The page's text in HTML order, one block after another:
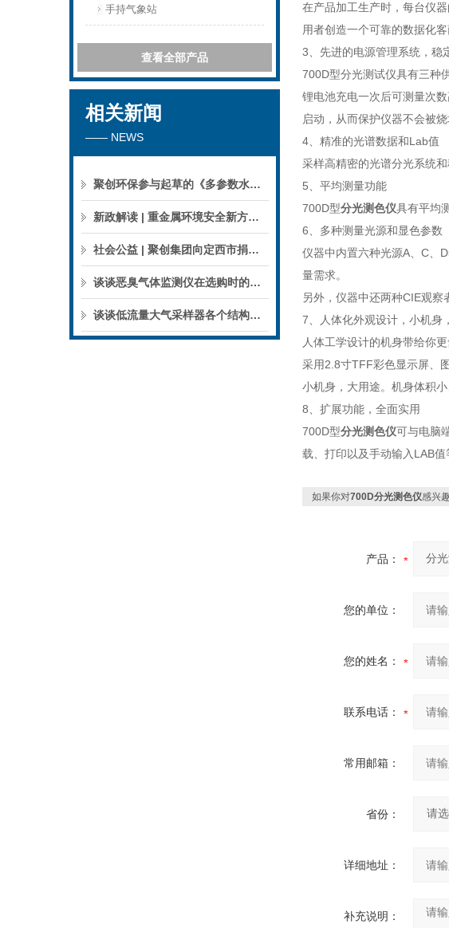
手持气象站
查看全部产品
相关新闻
—— NEWS
聚创环保参与起草的《多参数水质分析仪》团标正式公布，促进国产仪器创新升级
新政解读 | 重金属环境安全新方案来了，聚焦5省21市！
社会公益 | 聚创集团向定西市捐赠检验检测仪器设备
谈谈恶臭气体监测仪在选购时的建议和指南
谈谈低流量大气采样器各个结构的特点
在产品加工生产时，每台仪
用者创造一个可靠的数据化客
3、先进的电源管理系统，稳
700D型分光测试仪具有三种
锂电池充电一次后可测量次
启动，从而保护仪器不会被烧
4、精准的光谱数据和Lab值
采样高精密的光谱分光系统
5、平均测量功能
700D型分光测色仪具有平均
6、多种测量光源和显色参数
仪器中内置六种光源A、C、
量需求。
另外，仪器中还两种CIE观察
7、人体化外观设计，小机身
人体工学设计的机身带给你
采用2.8寸TFF彩色显示屏、
小机身，大用途。机身体积
8、扩展功能，全面实用
700D型分光测色仪可与电脑
载、打印以及手动输入LAB
如果你对700D分光测色仪感兴
产品：
您的单位：
您的姓名：
联系电话：
常用邮箱：
省份：
详细地址：
补充说明：